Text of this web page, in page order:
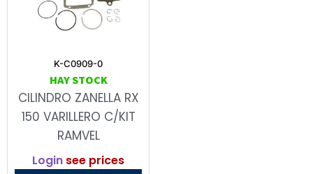
K-C0909-0
HAY STOCK
CILINDRO ZANELLA RX
150 VARILLERO C/KIT
RAMVEL
Login see prices